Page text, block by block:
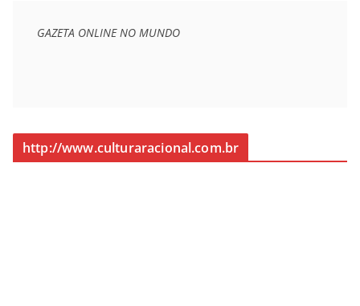
GAZETA ONLINE NO MUNDO
http://www.culturaracional.com.br